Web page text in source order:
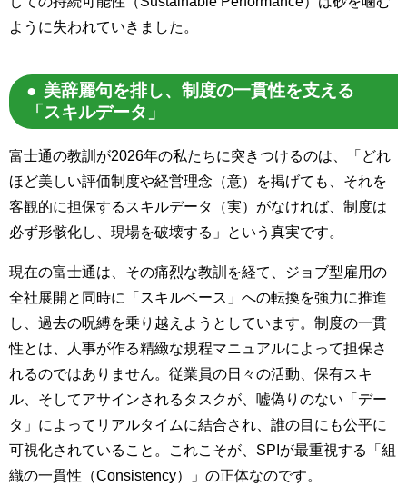
ように失われていきました。
美辞麗句を排し、制度の一貫性を支える
「スキルデータ」
富士通の教訓が2026年の私たちに突きつけるのは、「どれ
ほど美しい評価制度や経営理念（意）を掲げても、それを
客観的に担保するスキルデータ（実）がなければ、制度は
必ず形骸化し、現場を破壊する」という真実です。
現在の富士通は、その痛烈な教訓を経て、ジョブ型雇用の
全社展開と同時に「スキルベース」への転換を強力に推進
し、過去の呪縛を乗り越えようとしています。制度の一貫
性とは、人事が作る精緻な規程マニュアルによって担保さ
れるのではありません。従業員の日々の活動、保有スキ
ル、そしてアサインされるタスクが、嘘偽りのない「デー
タ」によってリアルタイムに結合され、誰の目にも公平に
可視化されていること。これこそが、SPIが最重視する「組
織の一貫性（Consistency）」の正体なのです。